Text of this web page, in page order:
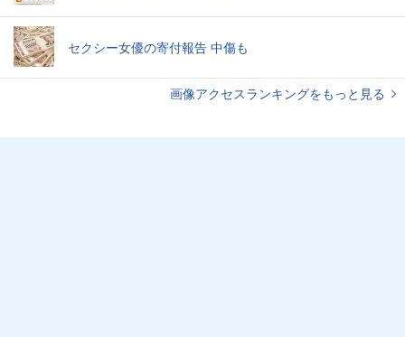
セクシー女優の寄付報告 中傷も
画像アクセスランキングをもっと見る